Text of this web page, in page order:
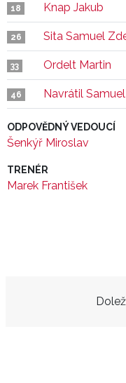
18 Knap Jakub
26 Sita Samuel
33 Ordelt Martin
46 Navrátil Samuel
ODPOVĚDNÝ VEDOUCÍ
Šenkýř Miroslav
TRENÉR
Marek František